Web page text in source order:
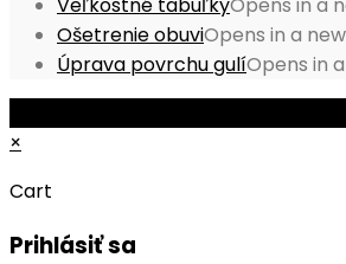
Veľkostné tabuľkyOpens in a
Ošetrenie obuviOpens in a
Úprava povrchu gulíOpens in
×
Cart
Prihlásiť sa